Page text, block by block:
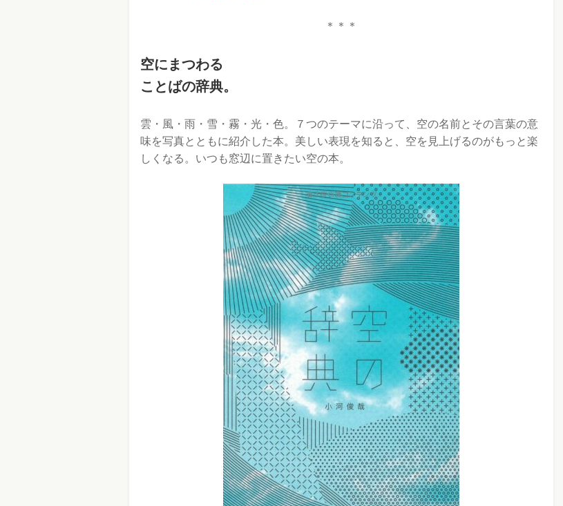
＊＊＊
空にまつわる
ことばの辞典。
雲・風・雨・雪・霧・光・色。７つのテーマに沿って、空の名前とその言葉の意
味を写真とともに紹介した本。美しい表現を知ると、空を見上げるのがもっと楽
しくなる。いつも窓辺に置きたい空の本。